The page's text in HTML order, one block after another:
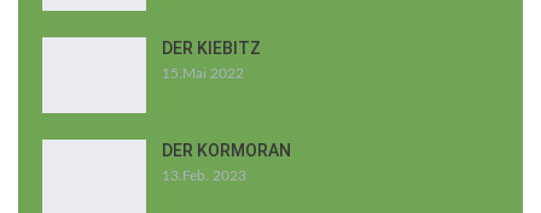
DER KIEBITZ
15.Mai 2022
DER KORMORAN
13.Feb. 2023